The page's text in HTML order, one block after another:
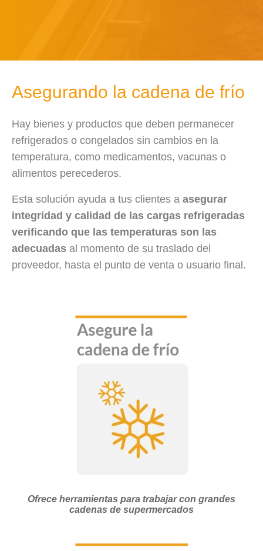
Asegurando la cadena de frío
Hay bienes y productos que deben permanecer
refrigerados o congelados sin cambios en la
temperatura, como medicamentos, vacunas o
alimentos perecederos.
Esta solución ayuda a tus clientes a asegurar
integridad y calidad de las cargas refrigeradas
verificando que las temperaturas son las
adecuadas al momento de su traslado del
proveedor, hasta el punto de venta o usuario final.
Ofrece herramientas para trabajar con grandes
cadenas de supermercados